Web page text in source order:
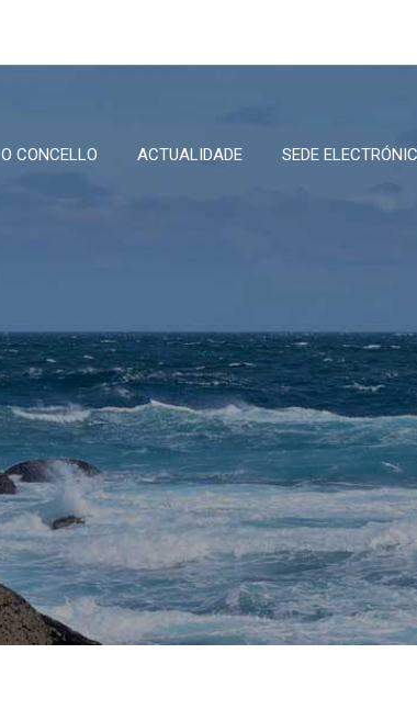
O CONCELLO ACTUALIDADE SEDE